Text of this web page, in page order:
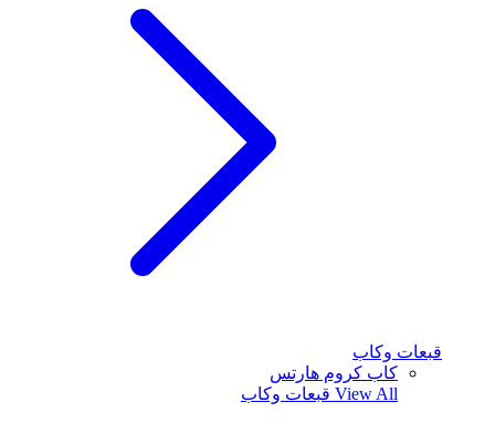
قبعات وكاب
كاب كروم هارتس
View All قبعات وكاب